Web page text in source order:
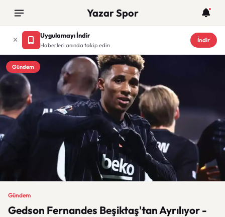
Yazar Spor
Uygulamayı İndir
Haberleri anında takip edin
İndir
Gündem
Gündem
Gedson Fernandes Beşiktaş'tan Ayrılıyor -